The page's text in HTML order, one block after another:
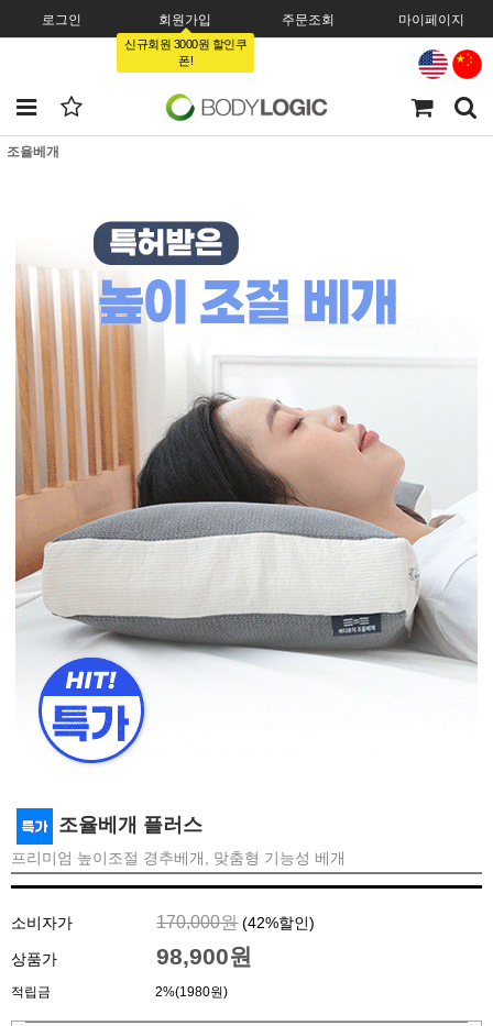
로그인 회원가입
신규회원 3000원 할인쿠
폰!
주문조회 마이페이지
조율베개
조율베개 플러스
프리미엄 높이조절 경추베개, 맞춤형 기능성 베개
소비자가 170,000원 (42%할인)
상품가 98,900원
적립금 2%(1980원)